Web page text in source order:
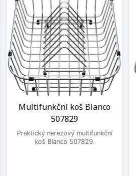
Multifunkční koš Blanco
507829
Praktický nerezový multifunkční
koš Blanco 507829.